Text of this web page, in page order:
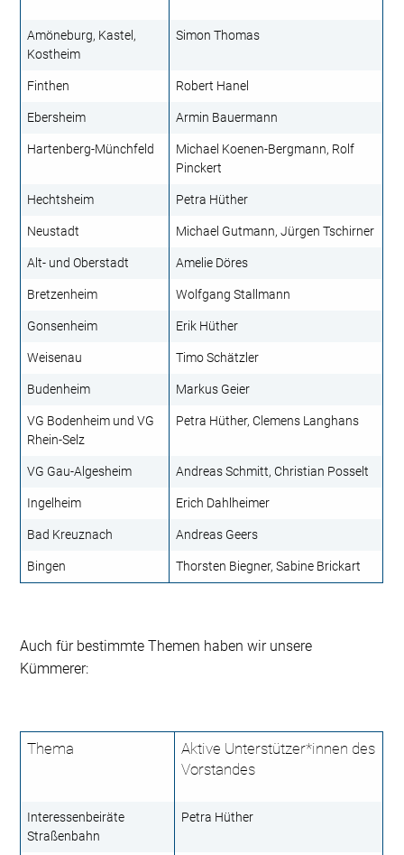
Amöneburg, Kastel,
Kostheim
Simon Thomas
Finthen Robert Hanel
Ebersheim Armin Bauermann
Hartenberg-Münchfeld
Michael Koenen-Bergmann, Rolf
Pinckert
Hechtsheim Petra Hüther
Neustadt Michael Gutmann, Jürgen Tschirner
Alt- und Oberstadt Amelie Döres
Bretzenheim Wolfgang Stallmann
Gonsenheim Erik Hüther
Weisenau Timo Schätzler
Budenheim Markus Geier
VG Bodenheim und VG
Rhein-Selz
Petra Hüther, Clemens Langhans
VG Gau-Algesheim Andreas Schmitt, Christian Posselt
Ingelheim Erich Dahlheimer
Bad Kreuznach Andreas Geers
Bingen Thorsten Biegner, Sabine Brickart
Auch für bestimmte Themen haben wir unsere
Kümmerer:
Thema
Aktive Unterstützer*innen des
Vorstandes
Interessenbeiräte
Straßenbahn
Petra Hüther